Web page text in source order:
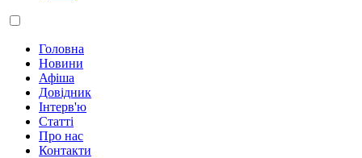
Головна
Новини
Афіша
Довідник
Інтерв'ю
Статті
Про нас
Контакти